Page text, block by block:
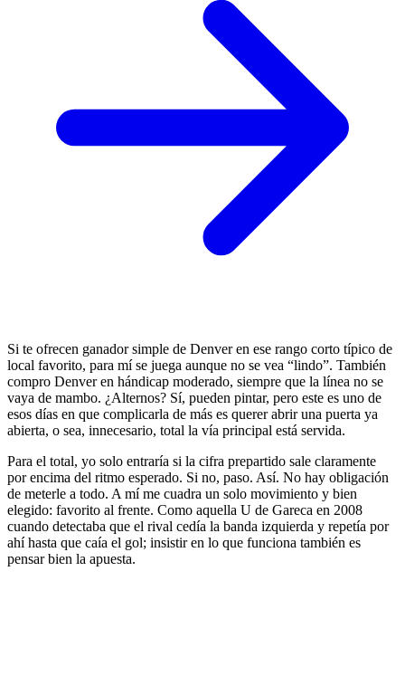
Si te ofrecen ganador simple de Denver en ese rango corto típico de
local favorito, para mí se juega aunque no se vea “lindo”. También
compro Denver en hándicap moderado, siempre que la línea no se
vaya de mambo. ¿Alternos? Sí, pueden pintar, pero este es uno de
esos días en que complicarla de más es querer abrir una puerta ya
abierta, o sea, innecesario, total la vía principal está servida.
Para el total, yo solo entraría si la cifra prepartido sale claramente
por encima del ritmo esperado. Si no, paso. Así. No hay obligación
de meterle a todo. A mí me cuadra un solo movimiento y bien
elegido: favorito al frente. Como aquella U de Gareca en 2008
cuando detectaba que el rival cedía la banda izquierda y repetía por
ahí hasta que caía el gol; insistir en lo que funciona también es
pensar bien la apuesta.